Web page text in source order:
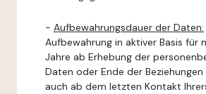
- Aufbewahrungsdauer der Daten:
Aufbewahrung in aktiver Basis für
Jahre ab Erhebung der
Daten oder Ende der
auch ab dem letzten Kontakt